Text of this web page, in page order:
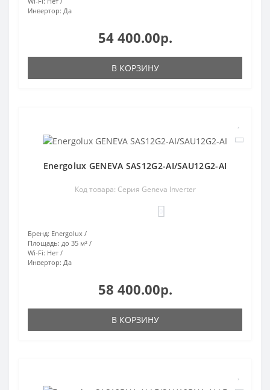
Инвертор: Да
54 400.00р.
В КОРЗИНУ
Energolux GENEVA SAS12G2-AI/SAU12G2-AI
Код товара: Серия Geneva Inverter
Бренд: Energolux
Площадь: до 35 м²
Wi-Fi: Нет
Инвертор: Да
58 400.00р.
В КОРЗИНУ